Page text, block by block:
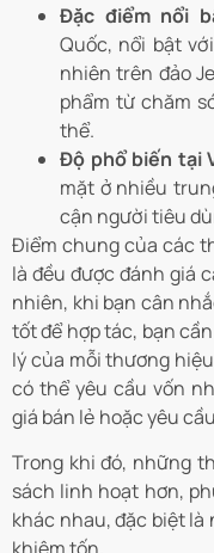
Đặc điểm nổi
Quốc, nổi bật
nhiên trên đảo
phẩm từ chăm
thể.
Độ phổ biến tại
mặt ở nhiều
cận người tiêu
Điểm chung của các
là đều được đánh giá
nhiên, khi bạn cân
tốt để hợp tác, bạn
lý của mỗi thương
có thể yêu cầu vốn
giá bán lẻ hoặc yêu
Trong khi đó, những
sách linh hoạt hơn,
khác nhau, đặc biệt